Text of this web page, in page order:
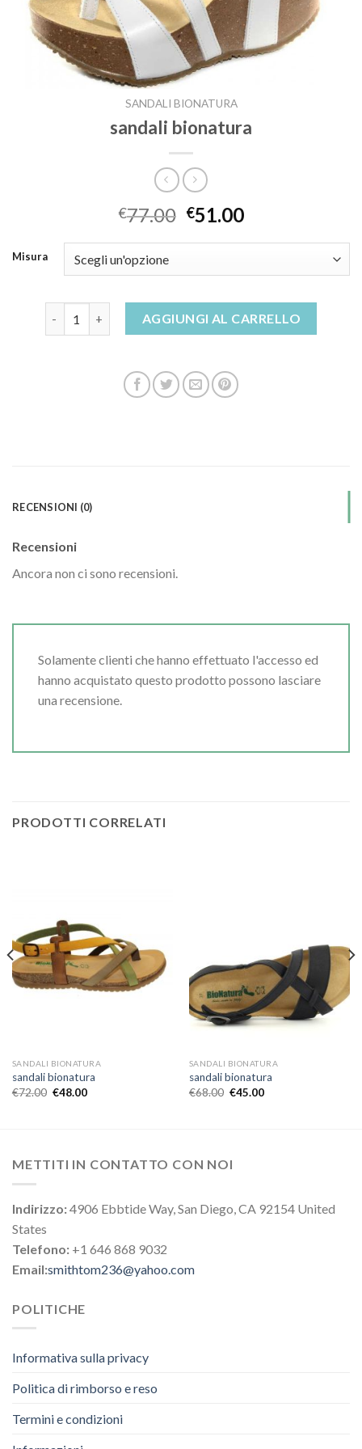
SANDALI BIONATURA
sandali bionatura
€77.00 €51.00
Misura
sandali bionatura quantitàAGGIUNGI AL CARRELLO
RECENSIONI (0)
Recensioni
Ancora non ci sono recensioni.
Solamente clienti che hanno effettuato l'accesso ed
hanno acquistato questo prodotto possono lasciare
una recensione.
PRODOTTI CORRELATI
SANDALI BIONATURA
sandali bionatura
€72.00 €48.00
SANDALI BIONATURA
sandali bionatura
€68.00 €45.00
METTITI IN CONTATTO CON NOI
Indirizzo:4906 Ebbtide Way, San Diego, CA 92154 United
States
Telefono: +1 646 868 9032
Email:smithtom236@yahoo.com
POLITICHE
Informativa sulla privacy
Politica di rimborso e reso
Termini e condizioni